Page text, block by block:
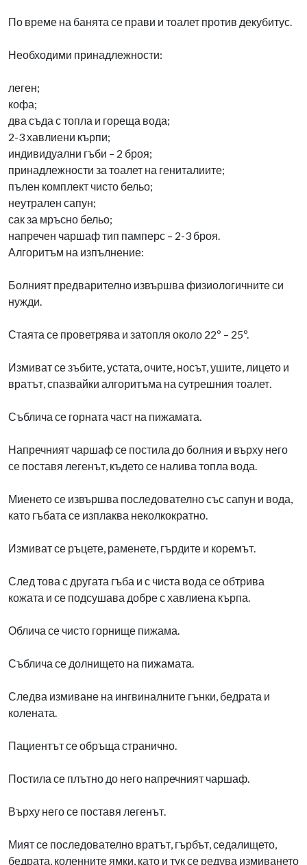
По време на банята се прави и тоалет против декубитус.
Необходими принадлежности:
леген;
кофа;
два съда с топла и гореща вода;
2-3 хавлиени кърпи;
индивидуални гъби – 2 броя;
принадлежности за тоалет на гениталиите;
пълен комплект чисто бельо;
неутрален сапун;
сак за мръсно бельо;
напречен чаршаф тип памперс – 2-3 броя.
Алгоритъм на изпълнение:
Болният предварително извършва физиологичните си
нужди.
Стаята се проветрява и затопля около 22º – 25º.
Измиват се зъбите, устата, очите, носът, ушите, лицето и
вратът, спазвайки алгоритъма на сутрешния тоалет.
Съблича се горната част на пижамата.
Напречният чаршаф се постила до болния и върху него
се поставя легенът, където се налива топла вода.
Миенето се извършва последователно със сапун и вода,
като гъбата се изплаква неколкократно.
Измиват се ръцете, раменете, гърдите и коремът.
След това с другата гъба и с чиста вода се обтрива
кожата и се подсушава добре с хавлиена кърпа.
Облича се чисто горнище пижама.
Съблича се долнището на пижамата.
Следва измиване на ингвиналните гънки, бедрата и
колената.
Пациентът се обръща странично.
Постила се плътно до него напречният чаршаф.
Върху него се поставя легенът.
Мият се последователно вратът, гърбът, седалището,
бедрата, коленните ямки, като и тук се редува измиването